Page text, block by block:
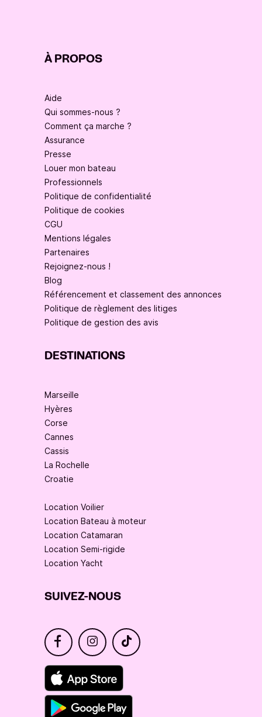
À PROPOS
Aide
Qui sommes-nous ?
Comment ça marche ?
Assurance
Presse
Louer mon bateau
Professionnels
Politique de confidentialité
Politique de cookies
CGU
Mentions légales
Partenaires
Rejoignez-nous !
Blog
Référencement et classement des annonces
Politique de règlement des litiges
Politique de gestion des avis
DESTINATIONS
Marseille
Hyères
Corse
Cannes
Cassis
La Rochelle
Croatie
Location Voilier
Location Bateau à moteur
Location Catamaran
Location Semi-rigide
Location Yacht
SUIVEZ-NOUS